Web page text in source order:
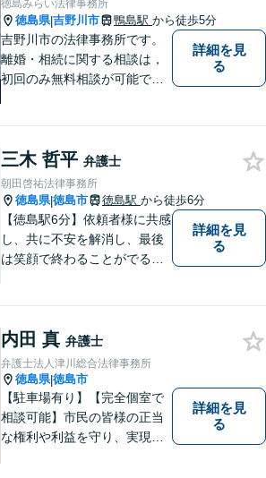
徳島みらい法律事務所
徳島県|吉野川市 鴨島駅 から徒歩5分
吉野川市の法律事務所です。
離婚・相続に関する相談は，
初回のみ無料相談が可能です
詳細を見
る
三木 哲平 弁護士
朝田啓祐法律事務所
徳島県|徳島市 徳島駅 から徒歩6分
【徳島駅6分】依頼者様に共感
し、共に不安を解消し、最後
は笑顔で終わることがでるよ
相談にのっています。 まずは
ご相談ください。
詳細を見
る
内田 真 弁護士
弁護士法人津川総合法律事務所
徳島県|徳島市
【駐車場有り】【完全個室で
相談可能】市民の皆様の正当
な権利や利益を守り、実現す
詳細を見
る